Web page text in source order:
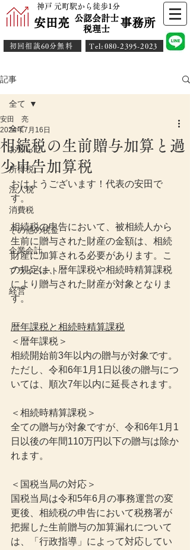
神戸 元町駅から徒歩1分
安田亮 事務所
公認会計士
​税理士
初回相談60分無料 ​Tel:080-2395-2023
記事
全て
お知らせ
所得税
法人税
消費税
その他の税金
企業会計
プライベート
経営
全て
相続税の生前贈与加算と過
少申告加算税
安田 亮
2024年7月16日
おはようございます！代表の安田で
す。
相続税の申告において、被相続人から
生前に贈与された財産の金額は、相続
財産に加算される必要があります。こ
の規定は、暦年課税や相続時精算課税
により贈与された財産が対象となりま
す。
暦年課税と相続時精算課税
＜暦年課税＞
相続開始前3年以内の贈与が対象です。
ただし、令和6年1月1日以後の贈与につ
いては、順次7年以内に延長されます。
＜相続時精算課税＞
全ての贈与が対象ですが、令和6年1月1
日以後の年間110万円以下の贈与は除か
れます。
＜国税当局の対応＞
国税当局は令和5年6月の事務運営の変
更後、相続税の申告において税務署が
把握した生前贈与の加算漏れについて
は、「行政指導」によって対応してい